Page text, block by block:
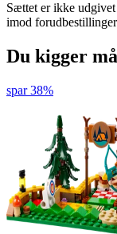
Sættet er ikke
imod
Du kigger
spar 38%